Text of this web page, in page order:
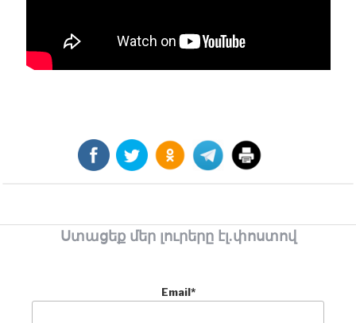
Ստացեք մեր լուրերը էլ.փոստով
Email*